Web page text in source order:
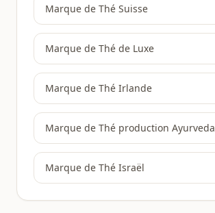
Marque de Thé Suisse
Marque de Thé de Luxe
Marque de Thé Irlande
Marque de Thé production Ayurveda
Marque de Thé Israël